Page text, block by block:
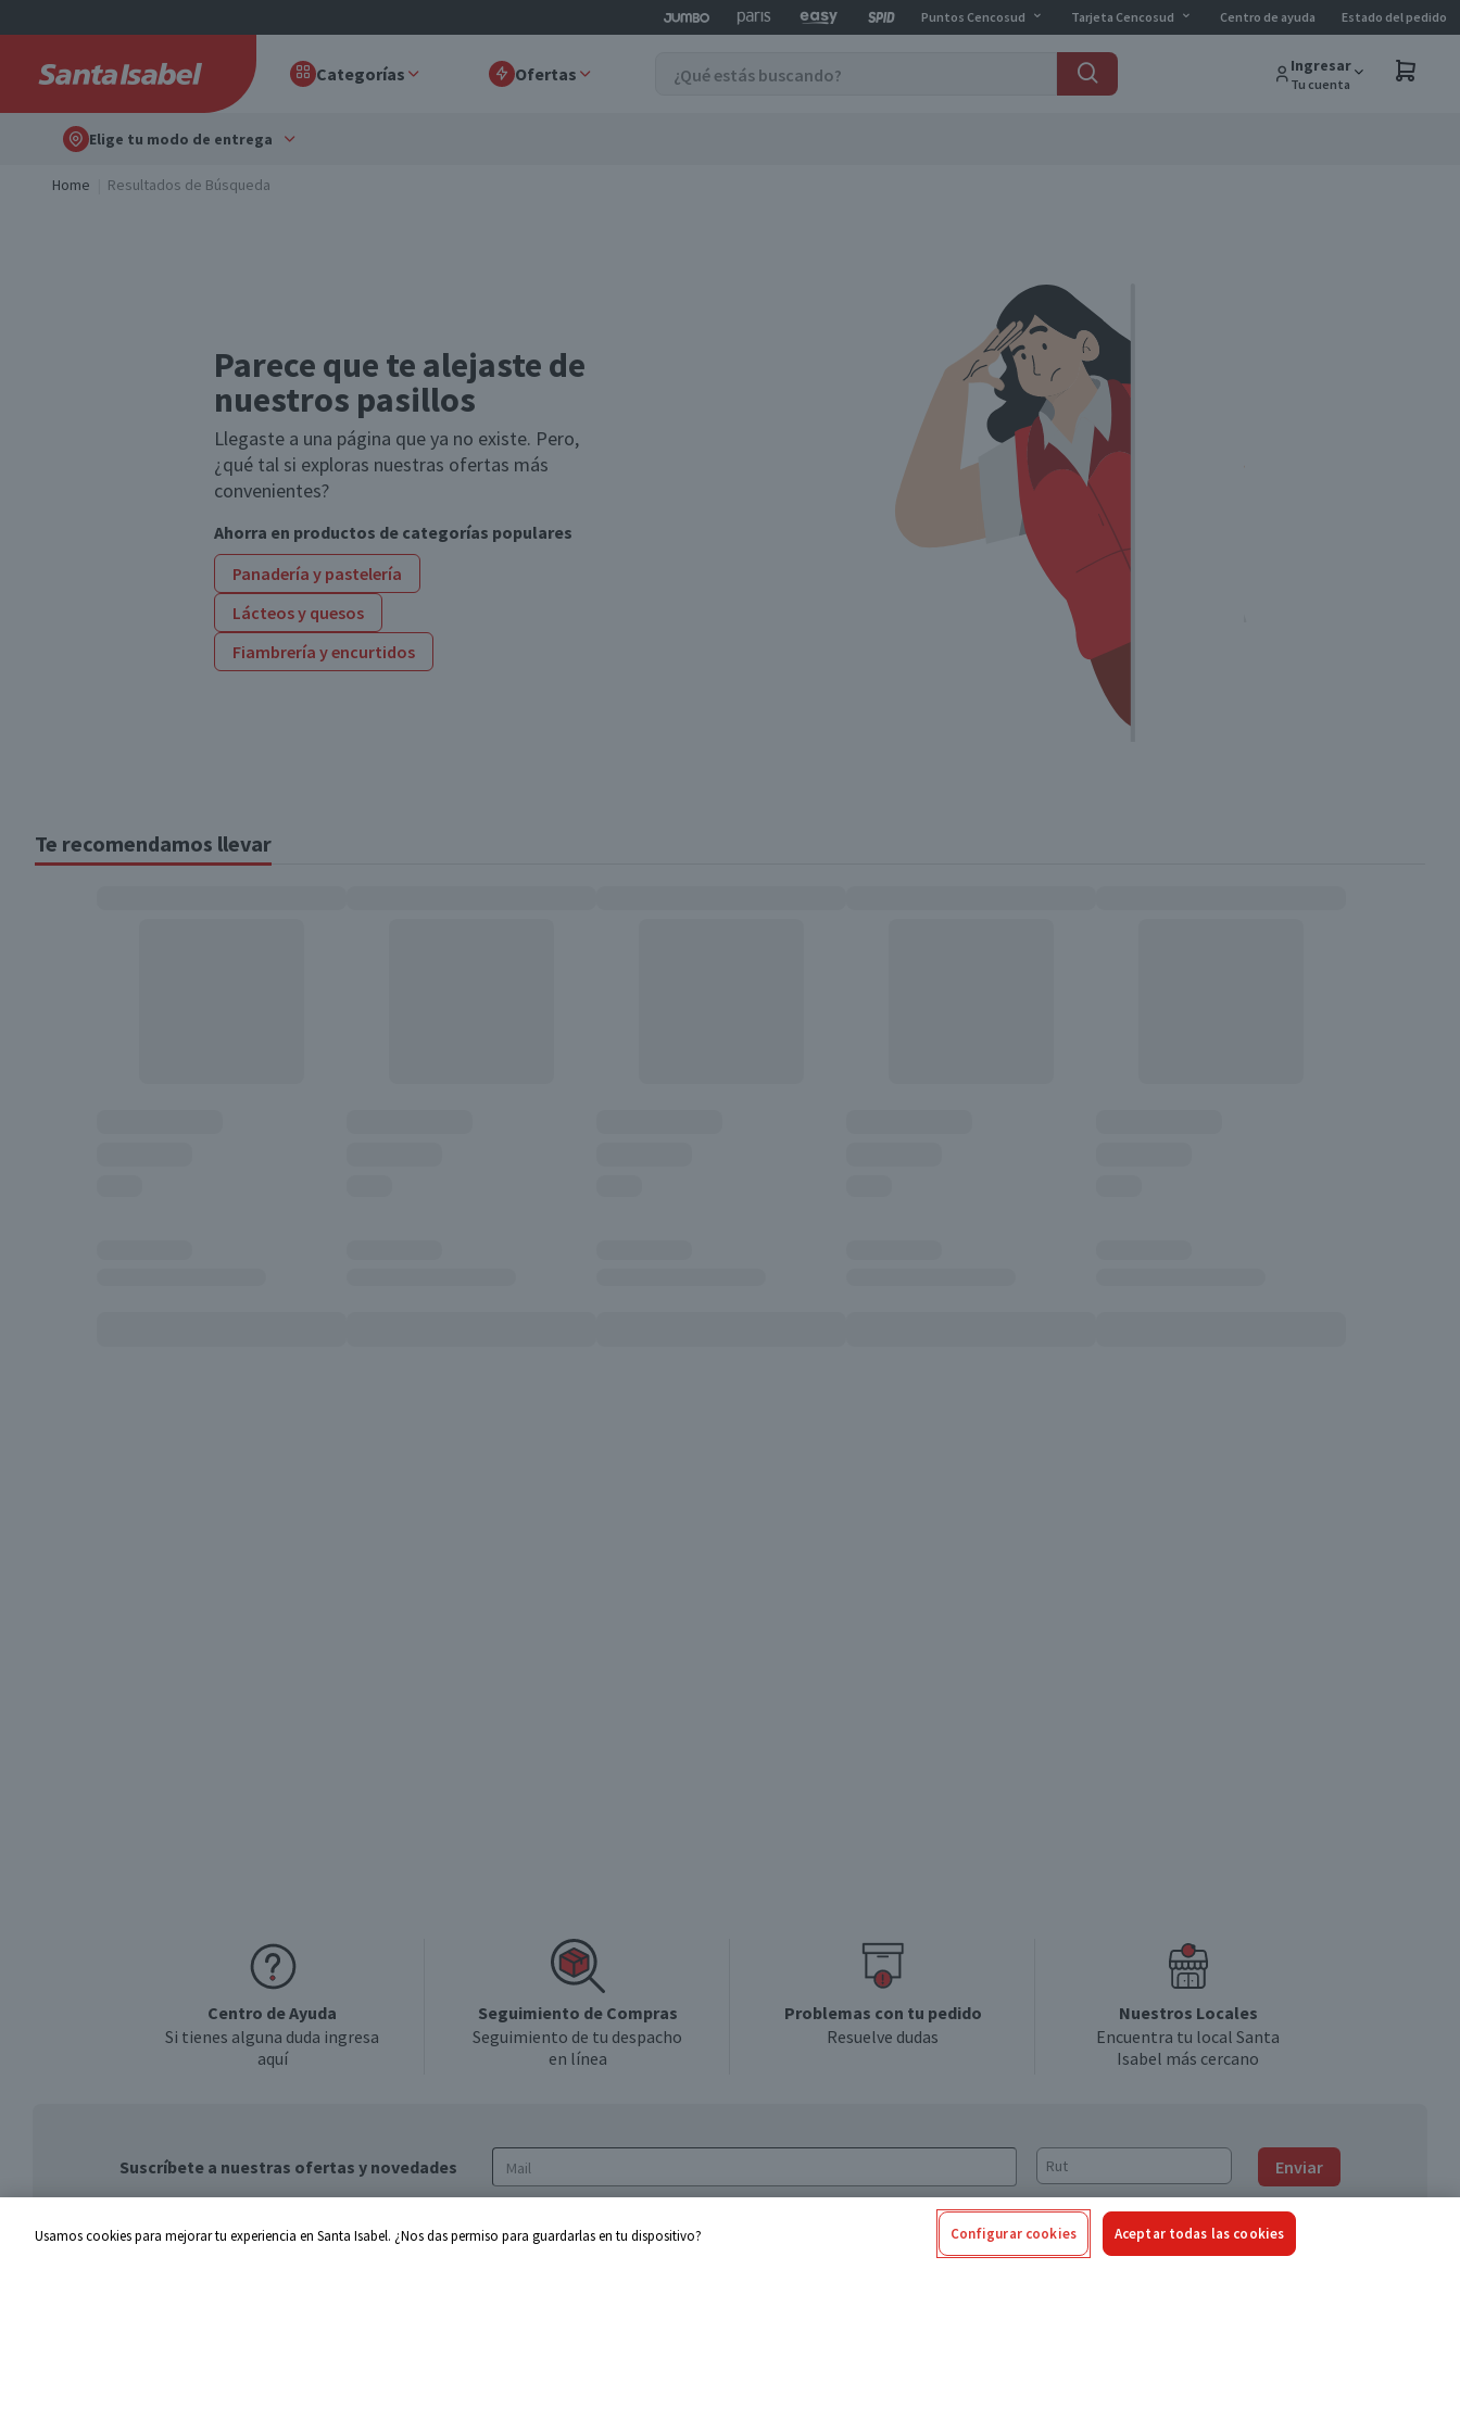
Puntos Cencosud Tarjeta Cencosud Centro de ayuda Estado del pedido
Categorías Ofertas Ingresar
Tu cuenta
Elige tu modo de entrega
Home Resultados de Búsqueda
Parece que te alejaste de
nuestros pasillos
Llegaste a una página que ya no existe. Pero,
¿qué tal si exploras nuestras ofertas más
convenientes?
Ahorra en productos de categorías populares
Panadería y pastelería
Lácteos y quesos
Fiambrería y encurtidos
Te recomendamos llevar
Centro de Ayuda
Si tienes alguna duda ingresa
aquí
Seguimiento de Compras
Seguimiento de tu despacho
en línea
Problemas con tu pedido
Resuelve dudas
Nuestros Locales
Encuentra tu local Santa
Isabel más cercano
Suscríbete a nuestras ofertas y novedades Enviar
de privacidad y de tratamiento de datos
Usamos cookies para mejorar tu experiencia en Santa Isabel. ¿Nos das permiso para guardarlas en tu dispositivo? Configurar cookies Aceptar todas las cookies